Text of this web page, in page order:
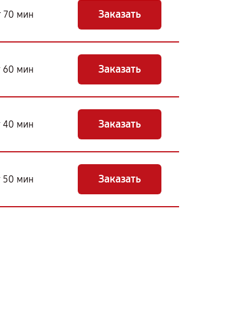
70 мин Заказать
60 мин Заказать
40 мин Заказать
50 мин Заказать